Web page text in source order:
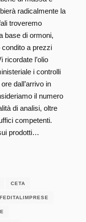
radicalmente la
troveremo
base di ormoni,
condito a prezzi
ricordate l’olio
i controlli
dall’arrivo in
il numero
di analisi, oltre
competenti.
prodotti…
CETA
FEDITALIMPRESE